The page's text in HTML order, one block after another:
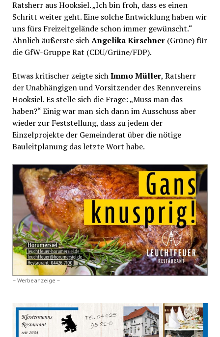
Ratsherr aus Hooksiel. „Ich bin froh, dass es einen
Schritt weiter geht. Eine solche Entwicklung haben wir
uns fürs Freizeitgelände schon immer gewünscht.“
Ähnlich äußerste sichAngelika Kirschner (Grüne) für
die GfW-Gruppe Rat (CDU/Grüne/FDP).
Etwas kritischer zeigte sichImmo Müller, Ratsherr
der Unabhängigen und Vorsitzender des Rennvereins
Hooksiel. Es stelle sich die Frage: „Muss man das
haben?“ Einig war man sich dann im Ausschuss aber
wieder zur Feststellung, dass zu jedem der
Einzelprojekte der Gemeinderat über die nötige
Bauleitplanung das letzte Wort habe.
– Werbeanzeige –